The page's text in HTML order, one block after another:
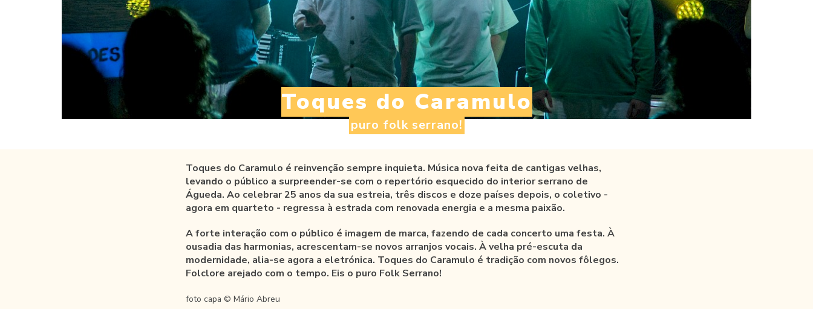
Toques do Caramulo
puro folk serrano!
Toques do Caramulo é reinvenção sempre inquieta. Música nova feita de cantigas velhas,
levando o público a surpreender-se com o repertório esquecido do interior serrano de
Águeda. Ao celebrar 25 anos da sua estreia, três discos e doze países depois, o coletivo -
agora em quarteto - regressa à estrada com renovada energia e a mesma paixão.
A forte interação com o público é imagem de marca, fazendo de cada concerto uma festa. À
ousadia das harmonias, acrescentam-se novos arranjos vocais. À velha pré-escuta da
modernidade, alia-se agora a eletrónica. Toques do Caramulo é tradição com novos fôlegos.
Folclore arejado com o tempo. Eis o puro Folk Serrano!
foto capa © Mário Abreu